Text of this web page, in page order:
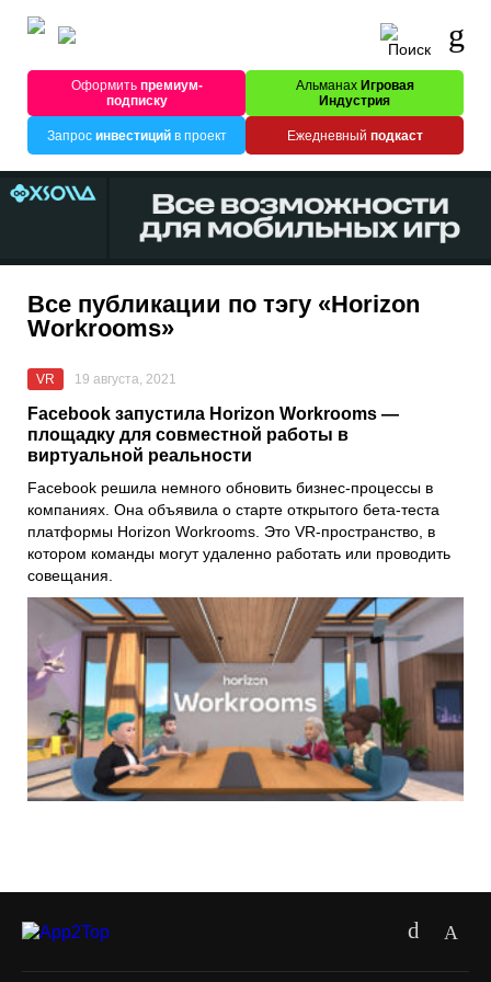
Оформитьпремиум-
подписку
Альманах Игровая
Индустрия
Запрос инвестицийв проект Ежедневный подкаст
Все публикации по тэгу «Horizon
Workrooms»
VR 19 августа, 2021
Facebook запустила Horizon Workrooms —
площадку для совместной работы в
виртуальной реальности
Facebook решила немного обновить бизнес-процессы в
компаниях. Она объявила о старте открытого бета-теста
платформы Horizon Workrooms . Это VR-пространство, в
котором команды могут удаленно работать или проводить
совещания.